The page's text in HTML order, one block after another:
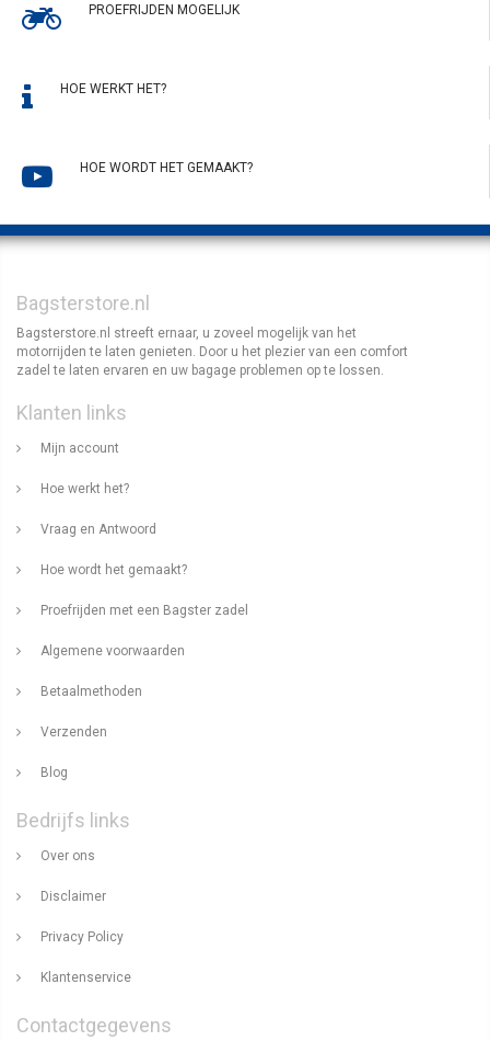
PROEFRIJDEN MOGELIJK
HOE WERKT HET?
HOE WORDT HET GEMAAKT?
Bagsterstore.nl
Bagsterstore.nl streeft ernaar, u zoveel mogelijk van het
motorrijden te laten genieten. Door u het plezier van een comfort
zadel te laten ervaren en uw bagage problemen op te lossen.
Klanten links
Mijn account
Hoe werkt het?
Vraag en Antwoord
Hoe wordt het gemaakt?
Proefrijden met een Bagster zadel
Algemene voorwaarden
Betaalmethoden
Verzenden
Blog
Bedrijfs links
Over ons
Disclaimer
Privacy Policy
Klantenservice
Contactgegevens